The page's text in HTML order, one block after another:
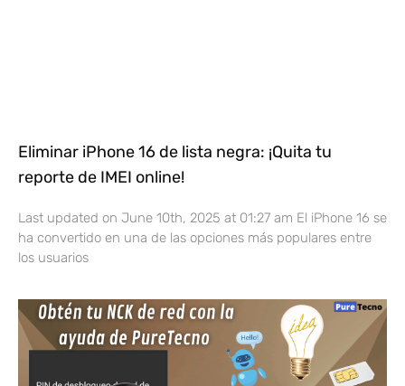
Eliminar iPhone 16 de lista negra: ¡Quita tu
reporte de IMEI online!
Last updated on June 10th, 2025 at 01:27 am El iPhone 16 se
ha convertido en una de las opciones más populares entre
los usuarios